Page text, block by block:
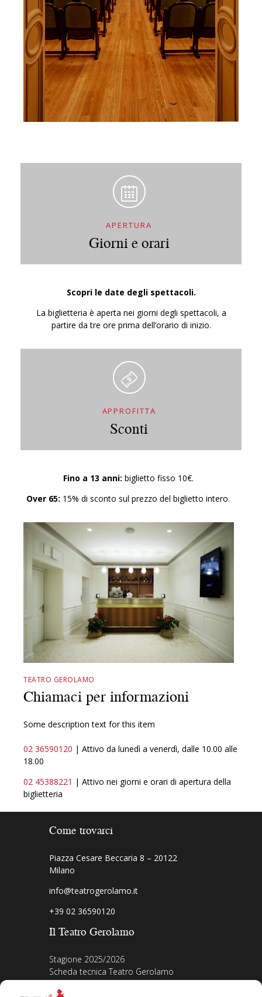
APERTURA
Giorni e orari
Scopri le date degli spettacoli.
La biglietteria è aperta nei giorni degli spettacoli, a
partire da tre ore prima dell’orario di inizio.
APPROFITTA
Sconti
Fino a 13 anni: biglietto fisso 10€.
Over 65: 15% di sconto sul prezzo del biglietto intero.
TEATRO GEROLAMO
Chiamaci per informazioni
Some description text for this item
02 36590120 | Attivo da lunedì a venerdì, dalle 10.00 alle
18.00
02 45388221 | Attivo nei giorni e orari di apertura della
biglietteria
Come trovarci
Piazza Cesare Beccaria 8 – 20122
Milano
info@teatrogerolamo.it
+39 02 36590120
Il Teatro Gerolamo
Stagione 2025/2026
Scheda tecnica Teatro Gerolamo
Biografia Direttore